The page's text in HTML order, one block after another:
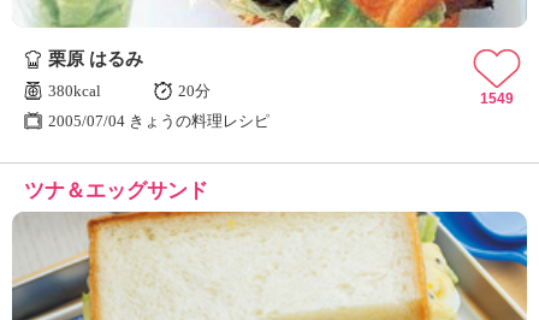
栗原 はるみ
380kcal
20分
2005/07/04 きょうの料理レシピ
1549
ツナ＆エッグサンド